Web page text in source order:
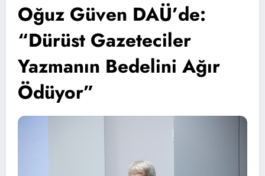
Oğuz Güven DAÜ’de:
“Dürüst Gazeteciler
Yazmanın Bedelini Ağır
Ödüyor”